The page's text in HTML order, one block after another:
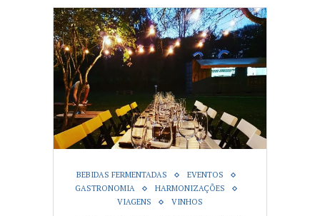
BEBIDAS FERMENTADAS
EVENTOS
GASTRONOMIA
HARMONIZAÇÕES
VIAGENS
VINHOS